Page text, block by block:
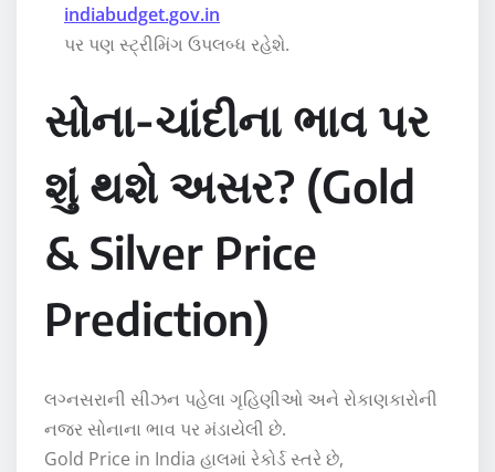
indiabudget.gov.in
પર પણ સ્ટ્રીમિંગ ઉપલબ્ધ રહેશે.
સોના-ચાંદીના ભાવ પર
શું થશે અસર? (Gold
& Silver Price
Prediction)
લગ્નસરાની સીઝન પહેલા ગૃહિણીઓ અને રોકાણકારોની
નજર સોનાના ભાવ પર મંડાયેલી છે.
Gold Price in India હાલમાં રેકોર્ડ સ્તરે છે,